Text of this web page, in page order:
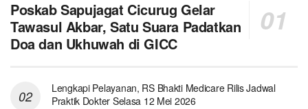
Poskab Sapujagat Cicurug Gelar
Tawasul Akbar, Satu Suara Padatkan
Doa dan Ukhuwah di GICC
Lengkapi Pelayanan, RS Bhakti Medicare Rilis Jadwal
Praktik Dokter Selasa 12 Mei 2026